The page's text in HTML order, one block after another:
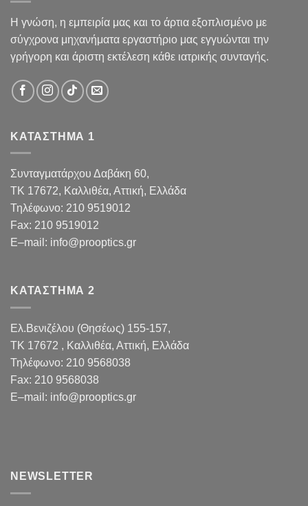
Η γνώση, η εμπειρία μας και το άρτια εξοπλισμένο με
σύγχρονα μηχανήματα εργαστήριο μας εγγυώνται την
γρήγορη και άριστη εκτέλεση κάθε ιατρικής συνταγής.
ΚΑΤΑΣΤΗΜΑ 1
Συνταγματάρχου Δαβάκη 60,
TK 17672, Καλλιθέα, Αττική, Ελλάδα
Τηλέφωνο: 210 9519012
Fax: 210 9519012
E–mail : info@prooptics.gr
ΚΑΤΑΣΤΗΜΑ 2
Ελ.Βενιζέλου (Θησέως) 155-157,
TK 17672 , Καλλιθέα, Αττική, Ελλάδα
Τηλέφωνο: 210 9568038
Fax: 210 9568038
E–mail : info@prooptics.gr
NEWSLETTER